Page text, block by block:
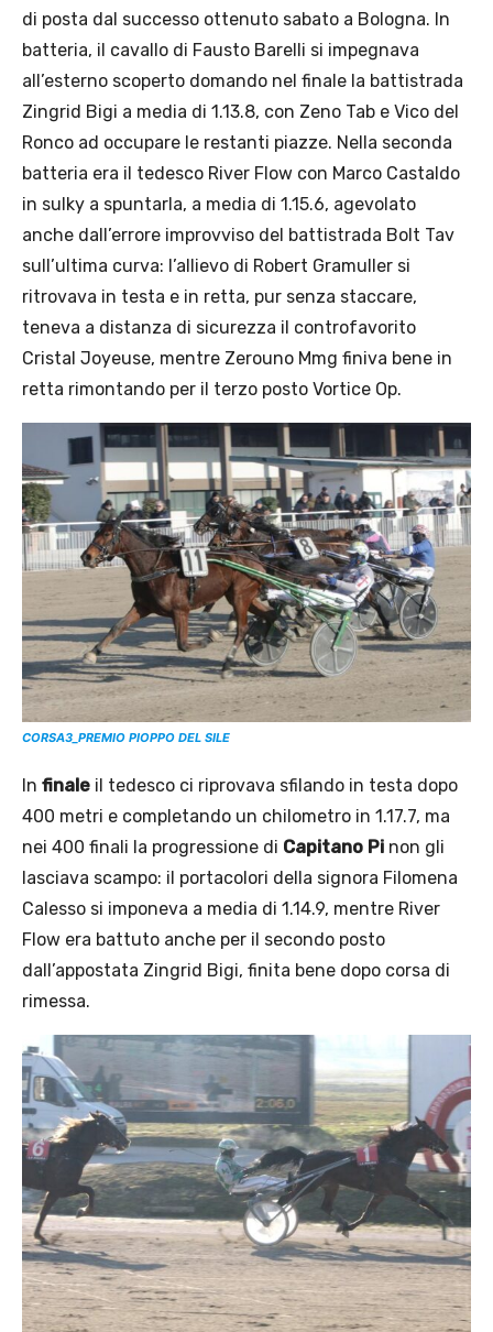
di posta dal successo ottenuto sabato a Bologna. In
batteria, il cavallo di Fausto Barelli si impegnava
all’esterno scoperto domando nel finale la battistrada
Zingrid Bigi a media di 1.13.8, con Zeno Tab e Vico del
Ronco ad occupare le restanti piazze. Nella seconda
batteria era il tedesco River Flow con Marco Castaldo
in sulky a spuntarla, a media di 1.15.6, agevolato
anche dall’errore improvviso del battistrada Bolt Tav
sull’ultima curva: l’allievo di Robert Gramuller si
ritrovava in testa e in retta, pur senza staccare,
teneva a distanza di sicurezza il controfavorito
Cristal Joyeuse, mentre Zerouno Mmg finiva bene in
retta rimontando per il terzo posto Vortice Op.
CORSA3_PREMIO PIOPPO DEL SILE
In finale il tedesco ci riprovava sfilando in testa dopo
400 metri e completando un chilometro in 1.17.7, ma
nei 400 finali la progressione di Capitano Pi non gli
lasciava scampo: il portacolori della signora Filomena
Calesso si imponeva a media di 1.14.9, mentre River
Flow era battuto anche per il secondo posto
dall’appostata Zingrid Bigi, finita bene dopo corsa di
rimessa.